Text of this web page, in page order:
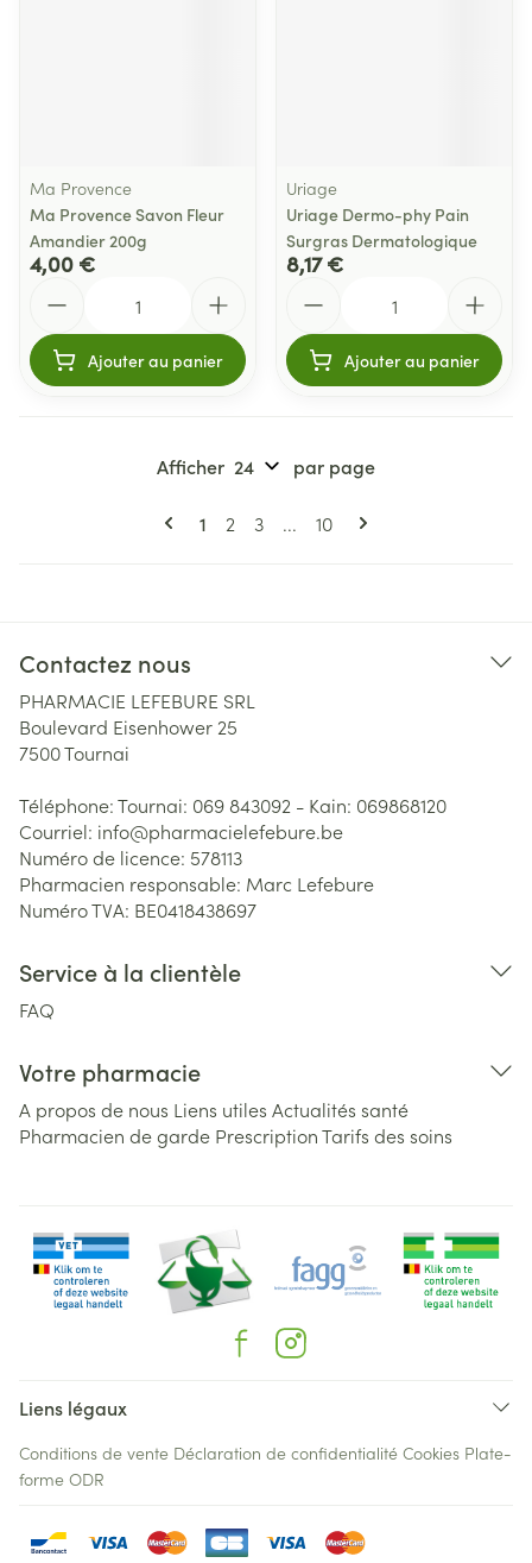
Ma Provence
Ma Provence Savon Fleur
Amandier 200g
4,00 €
Ajouter au panier
Uriage
Uriage Dermo-phy Pain
Surgras Dermatologique
8,17 €
Ajouter au panier
Pages
Vous lisez actuellement la page
1 Page
2 Page
3 ... Page
10
Afficher par page
Contactez nous
PHARMACIE LEFEBURE SRL
Boulevard Eisenhower 25
7500Tournai
Téléphone:Tournai: 069 843092 - Kain: 069868120
Courriel: info@pharmacielefebure.be
Numéro de licence: 578113
Pharmacien responsable: Marc Lefebure
Numéro TVA: BE0418438697
Service à la clientèle
FAQ
Votre pharmacie
A propos de nous Liens utiles Actualités santé
Pharmacien de garde PrescriptionTarifs des soins
Liens légaux
Conditions de vente Déclaration de confidentialité Cookies Plate-
forme ODR